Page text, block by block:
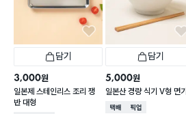
담기
3,000원
일본제 스테인리스 조리 쟁
반 대형
담기
5,000원
일본산 경량 식기 V형 면기
택배배송매장픽업